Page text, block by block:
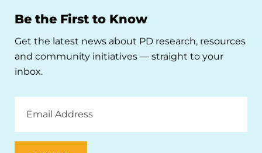
Be the First to Know
Get the latest news about PD research, resources
and community initiatives — straight to your
inbox.
Address